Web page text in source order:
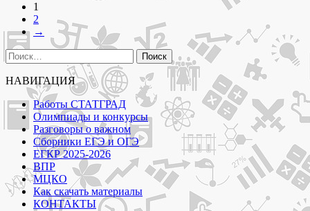
вариаций.
Опции
можно
выбрать
на
странице
товара.
1
2
→
Найти:
НАВИГАЦИЯ
Работы СТАТГРАД
Олимпиады и конкурсы
Разговоры о важном
Сборники ЕГЭ и ОГЭ
ЕГКР 2025-2026
ВПР
МЦКО
Как скачать материалы
КОНТАКТЫ